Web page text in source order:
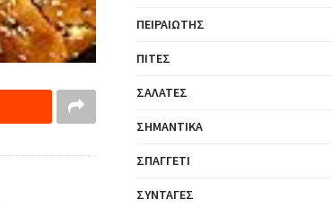
ΠΕΙΡΑΙΏΤΗΣ
ΠΊΤΕΣ
ΣΑΛΆΤΕΣ
ΣΗΜΑΝΤΙΚΆ
ΣΠΑΓΓΈΤΙ
ΣΥΝΤΑΓΈΣ